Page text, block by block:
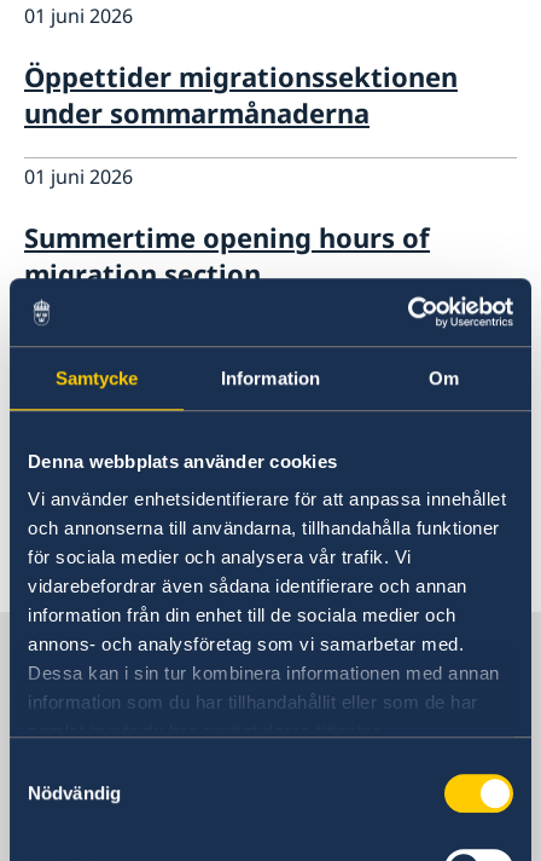
Samtycke Information Om
Denna webbplats använder cookies
Vi använder enhetsidentifierare för att anpassa innehållet
och annonserna till användarna, tillhandahålla funktioner
för sociala medier och analysera vår trafik. Vi
vidarebefordrar även sådana identifierare och annan
information från din enhet till de sociala medier och
annons- och analysföretag som vi samarbetar med.
Dessa kan i sin tur kombinera informationen med annan
information som du har tillhandahållit eller som de har
Nödvändig
01 juni 2026
Öppettider migrationssektionen
under sommarmånaderna
01 juni 2026
Summertime opening hours of
migration section
Riksdagsval 2026
21 jan. 2026
Ledig tjänst
1 2 »
Sverige i Kina
Sveriges ambassad
Besöksadress
3, Dongzhimenwai Dajie